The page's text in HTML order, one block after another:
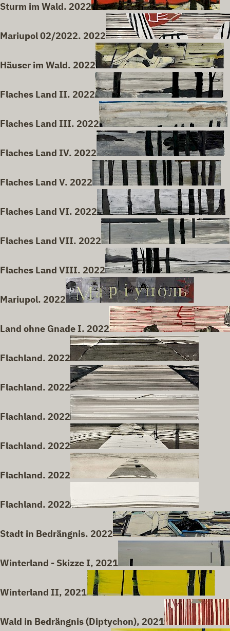
Sturm im Wald. 2022
Mariupol 02/2022. 2022
Häuser im Wald. 2022
Flaches Land II. 2022
Flaches Land III. 2022
Flaches Land IV. 2022
Flaches Land V. 2022
Flaches Land VI. 2022
Flaches Land VII. 2022
Flaches Land VIII. 2022
Mariupol. 2022
Land ohne Gnade I. 2022
Flachland. 2022
Flachland. 2022
Flachland. 2022
Flachland. 2022
Flachland. 2022
Flachland. 2022
Stadt in Bedrängnis. 2022
Winterland - Skizze I, 2021
Winterland II, 2021
Wald in Bedrängnis (Diptychon), 2021